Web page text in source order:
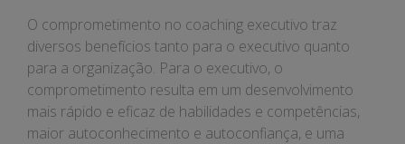
O comprometimento no coaching executivo traz
diversos benefícios tanto para o executivo quanto
para a organização. Para o executivo, o
comprometimento resulta em um desenvolvimento
mais rápido e eficaz de habilidades e competências,
maior autoconhecimento e autoconfiança, e uma